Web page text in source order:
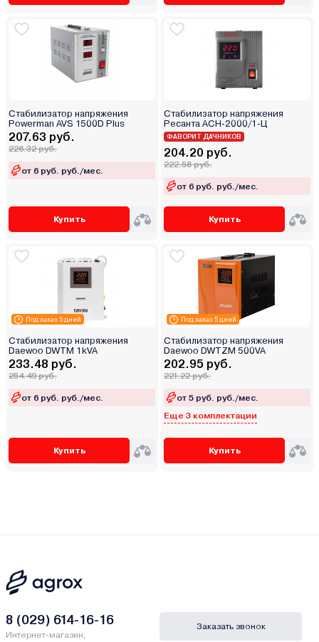
Стабилизатор напряжения
Powerman AVS 1500D Plus
207.63 руб.
226.32 руб.
от 6 руб. руб./мес.
Купить
Стабилизатор напряжения
Ресанта АСН-2000/1-Ц
ФАВОРИТ ДАЧНИКОВ
204.20 руб.
222.58 руб.
от 6 руб. руб./мес.
Купить
Под заказ 5 дней
Стабилизатор напряжения
Daewoo DWTM 1kVA
233.48 руб.
254.49 руб.
от 6 руб. руб./мес.
Купить
Под заказ 5 дней
Стабилизатор напряжения
Daewoo DWTZM 500VA
202.95 руб.
221.22 руб.
от 5 руб. руб./мес.
Еще 3 комплектации
Купить
8 (029) 614-16-16
Интернет-магазин,
Заказать звонок